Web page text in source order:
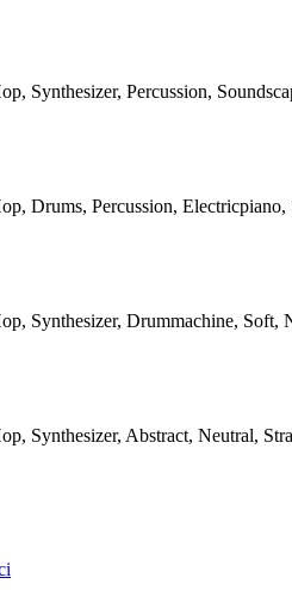
Synthesizer, Percussion,
Drums, Percussion,
Synthesizer, Drummachine, Soft,
Synthesizer, Abstract, Neutral,